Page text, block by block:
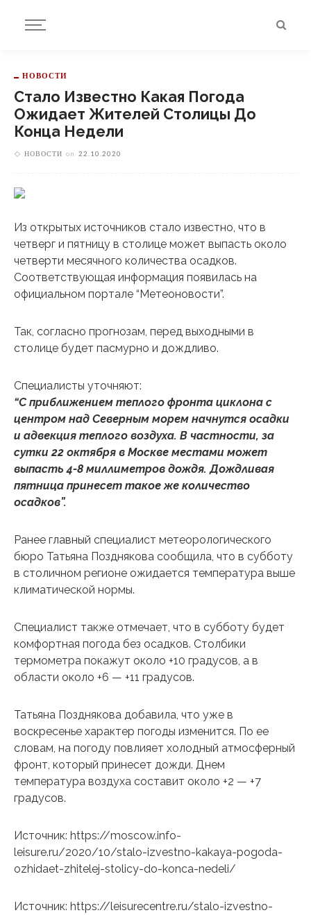
НОВОСТИ
Стало Известно Какая Погода
Ожидает Жителей Столицы До
Конца Недели
НОВОСТИ on 22.10.2020
Из открытых источников стало известно, что в
четверг и пятницу в столице может выпасть около
четверти месячного количества осадков.
Соответствующая информация появилась на
официальном портале “Метеоновости”.
Так, согласно прогнозам, перед выходными в
столице будет пасмурно и дождливо.
Специалисты уточняют:
“С приближением теплого фронта циклона с
центром над Северным морем начнутся осадки
и адвекция теплого воздуха. В частности, за
сутки 22 октября в Москве местами может
выпасть 4-8 миллиметров дождя. Дождливая
пятница принесет такое же количество
осадков”.
Ранее главный специалист метеорологического
бюро Татьяна Позднякова сообщила, что в субботу
в столичном регионе ожидается температура выше
климатической нормы.
Специалист также отмечает, что в субботу будет
комфортная погода без осадков. Столбики
термометра покажут около +10 градусов, а в
области около +6 — +11 градусов.
Татьяна Позднякова добавила, что уже в
воскресенье характер погоды изменится. По ее
словам, на погоду повлияет холодный атмосферный
фронт, который принесет дожди. Днем
температура воздуха составит около +2 — +7
градусов.
Источник: https://moscow.info-
leisure.ru/2020/10/stalo-izvestno-kakaya-pogoda-
ozhidaet-zhitelej-stolicy-do-konca-nedeli/
Источник: https://leisurecentre.ru/stalo-izvestno-